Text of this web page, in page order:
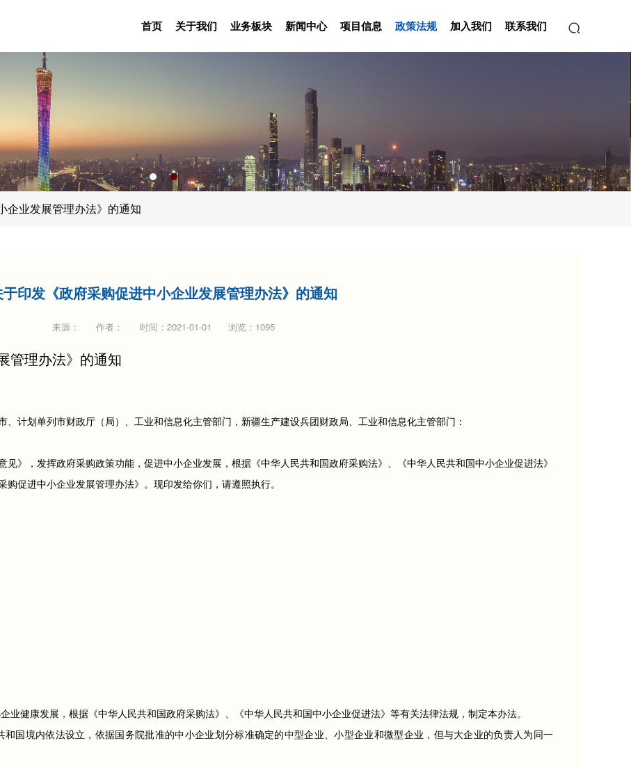
首页 关于我们 业务板块 新闻中心 项目信息 政策法规 加入我们 联系我们
企业发展管理办法》的通知
于印发《政府采购促进中小企业发展管理办法》的通知
来源： 作者： 时间：2021-01-01 浏览：1095
管理办法》的通知
计划单列市财政厅（局）、工业和信息化主管部门，新疆生产建设兵团财政局、工业和信息化主管部门：
》，发挥政府采购政策功能，促进中小企业发展，根据《中华人民共和国政府采购法》、《中华人民共和国中小企业促进法》
促进中小企业发展管理办法》。现印发给你们，请遵照执行。
业健康发展，根据《中华人民共和国政府采购法》、《中华人民共和国中小企业促进法》等有关法律法规，制定本办法。
国境内依法设立，依据国务院批准的中小企业划分标准确定的中型企业、小型企业和微型企业，但与大企业的负责人为同一